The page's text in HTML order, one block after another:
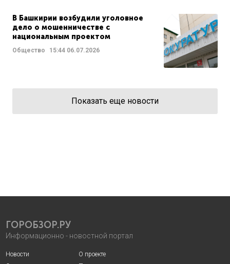
В Башкирии возбудили уголовное
дело о мошенничестве с
национальным проектом
Общество 15:44 06.07.2026
Показать еще новости
ГОРОБЗОР.РУ
Информационно - новостной портал
Новости
О проекте